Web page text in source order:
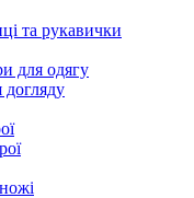
та рукавички
для одягу
догляду